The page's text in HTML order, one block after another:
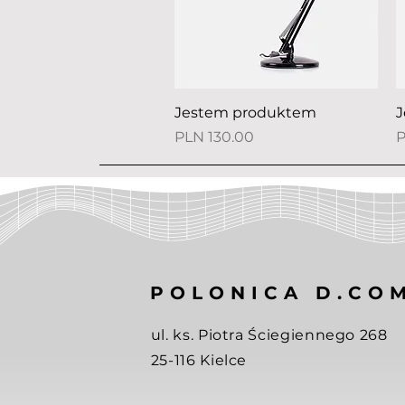
Quick View
Jestem produktem
Price
PLN 130.00
POLONICA D.COM
ul. ks. Piotra Ściegiennego 268
25-116 Kielce